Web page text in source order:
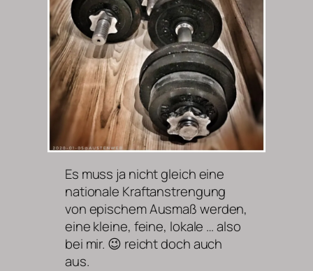
Es muss ja nicht gleich eine
nationale Kraftanstrengung
von epischem Ausmaß werden,
eine kleine, feine, lokale … also
bei mir. 😉 reicht doch auch
aus.